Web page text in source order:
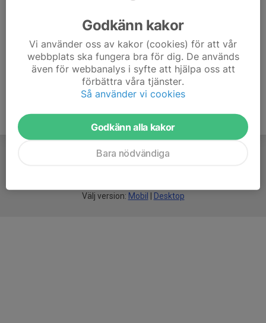
Välj version: Mobil Desktop
Godkänn kakor
Vi använder oss av kakor (cookies) för att vår
webbplats ska fungera bra för dig. De används
även för webbanalys i syfte att hjälpa oss att
förbättra våra tjänster.
Så använder vi cookies
Godkänn alla kakor
Bara nödvändiga